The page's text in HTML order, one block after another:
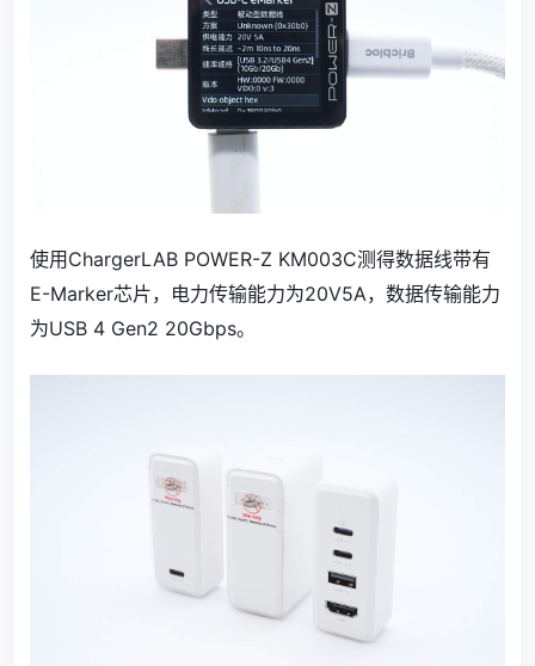
使用ChargerLAB POWER-Z KM003C测得数据线带有
E-Marker芯片，电力传输能力为20V5A，数据传输能力
为USB 4 Gen2 20Gbps。